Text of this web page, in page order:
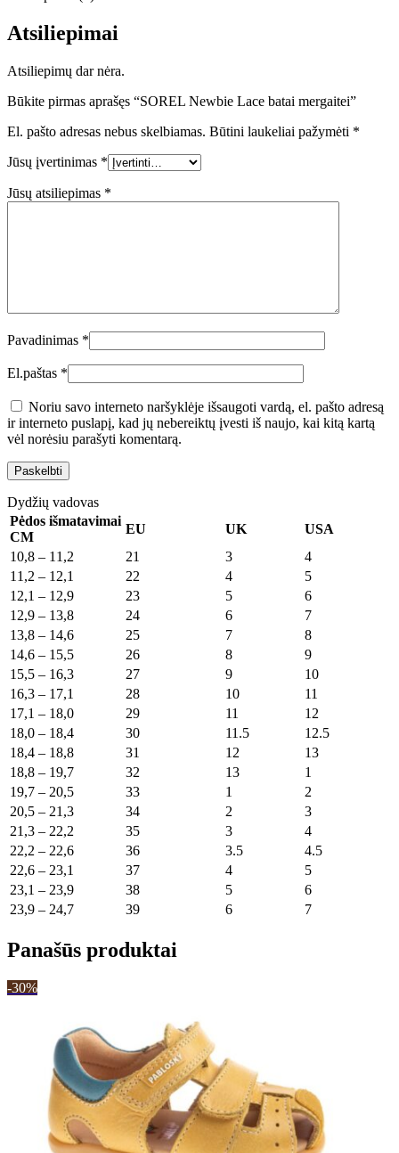
Atsiliepimai
Atsiliepimų dar nėra.
Būkite pirmas aprašęs “SOREL Newbie Lace batai mergaitei”
El. pašto adresas nebus skelbiamas. Būtini laukeliai pažymėti *
Jūsų įvertinimas *
Jūsų atsiliepimas *
Pavadinimas *
El.paštas *
Noriu savo interneto naršyklėje išsaugoti vardą, el. pašto adresą
ir interneto puslapį, kad jų nebereiktų įvesti iš naujo, kai kitą kartą
vėl norėsiu parašyti komentarą.
Dydžių vadovas
Pėdos išmatavimai
CM
EU UK
USA
10,8 – 11,2
21 3
4
11,2 – 12,1
22 4
5
12,1 – 12,9
23 5
6
12,9 – 13,8
24 6
7
13,8 – 14,6
25 7
8
14,6 – 15,5
26 8
9
15,5 – 16,3
27 9
10
16,3 – 17,1
28 10
11
17,1 – 18,0
29 11
12
18,0 – 18,4
30 11.5
12.5
18,4 – 18,8
31 12
13
18,8 – 19,7
32 13
1
19,7 – 20,5
33 1
2
20,5 – 21,3
34 2
3
21,3 – 22,2
35 3
4
22,2 – 22,6
36 3.5
4.5
22,6 – 23,1
37 4
5
23,1 – 23,9
38 5
6
23,9 – 24,7
39 6 7
Panašūs produktai
-30%